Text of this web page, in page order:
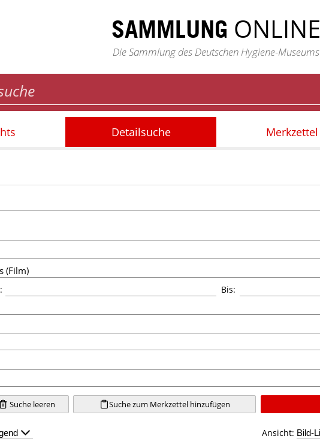
SAMMLUNG ONLINE
Die Sammlung des Deutschen Hygiene-Museums
Detailsuche Merkzettel
Bis:
Suche leeren Suche zum Merkzettel hinzufügen
Ansicht: